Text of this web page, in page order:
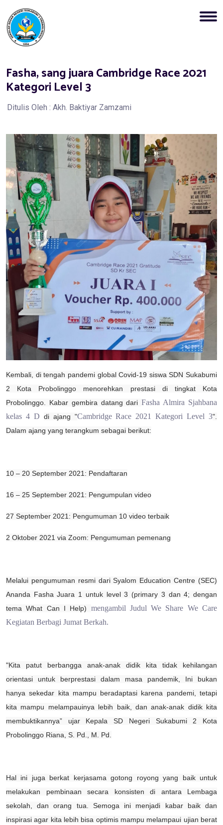
Fasha, sang juara Cambridge Race 2021
Kategori Level 3
Ditulis Oleh : Akh. Baktiyar Zamzami
Kembali, di tengah pandemi global Covid-19 siswaSDN Sukabumi
2 Kota Probolinggo menorehkan prestasi di tingkat Kota
Probolinggo . Kabar gembira datang dariFasha Almira Sjahbana
kelas 4 D di ajang "Cambridge Race 2021Kategori Level 3".
Dalam ajang yang terangkum sebagai berikut:
10 – 20 September 2021: Pendaftaran
16 – 25 September 2021: Pengumpulan video
27 September 2021: Pengumuman 10 video terbaik
2 Oktober 2021 via Zoom: Pengumuman pemenang
Melalui pengumuman resmi dari Syalom Education Centre (SEC)
Ananda Fasha Juara 1 untuk level 3 (primary 3 dan 4; dengan
tema What Can I Help) mengambil Judul We Share We Care
Kegiatan Berbagi Jumat Berkah.
"Kita patut berbangga anak-anak didik kita tidak kehilangan
orientasi untuk berprestasi dalam masa pandemik, Ini bukan
hanya sekedar kita mampu beradaptasi karena pandemi, tetapi
kita mampu melampauinya lebih baik, dan anak-anak didik kita
membuktikannya” ujar Kepala SD Negeri Sukabumi 2 Kota
Probolinggo Riana, S. Pd., M. Pd.
Hal ini juga berkat kerjasama gotong royong yang baik untuk
melakukan pembinaan secara konsisten di antara Lembaga
sekolah, dan orang tua. Semoga ini menjadi kabar baik dan
inspirasi agar kita lebih bisa optimis mampu melampaui ujian berat